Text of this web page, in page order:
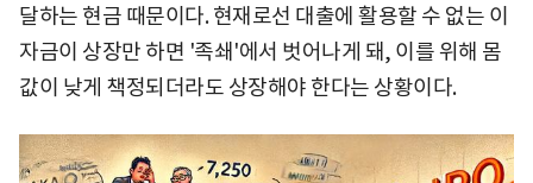
달하는 현금 때문이다. 현재로선 대출에 활용할 수 없는 이
자금이 상장만 하면 '족쇄'에서 벗어나게 돼, 이를 위해 몸
값이 낮게 책정되더라도 상장해야 한다는 상황이다.